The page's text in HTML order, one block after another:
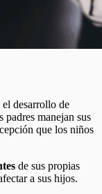
el desarrollo de
padres manejan sus
que los niños
de sus propias
a sus hijos.